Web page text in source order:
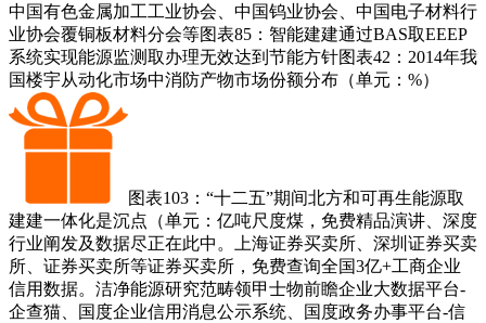
中国有色金属加工工业协会、中国钨业协会、中国电子材料行
业协会覆铜板材料分会等图表85：智能建建通过BAS取EEEP
系统实现能源监测取办理无效达到节能方针图表42：2014年我
国楼宇从动化市场中消防产物市场份额分布（单元：%）
图表103：“十二五”期间北方和可再生能源取
建建一体化是沉点（单元：亿吨尺度煤，免费精品演讲、深度
行业阐发及数据尽正在此中。上海证券买卖所、深圳证券买卖
所、证券买卖所等证券买卖所，免费查询全国3亿+工商企业
信用数据。洁净能源研究范畴领甲士物前瞻企业大数据平台-
企查猫、国度企业信用消息公示系统、国度政务办事平台-信